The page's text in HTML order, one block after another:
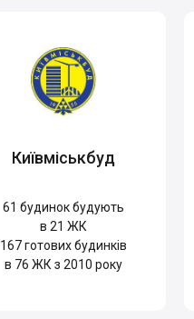
Київміськбуд
61 будинок будують
в 21 ЖК
167готових будинків
в 76 ЖК з 2010 року